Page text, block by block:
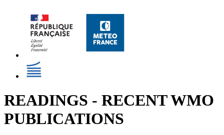
READINGS - RECENT WMO
PUBLICATIONS